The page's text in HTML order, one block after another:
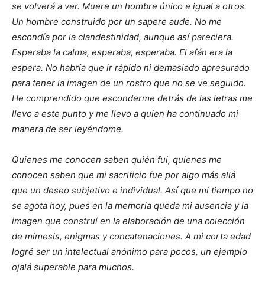
se volverá a ver. Muere un hombre único e igual a otros.
Un hombre construido por un sapere aude. No me
escondía por la clandestinidad, aunque así pareciera.
Esperaba la calma, esperaba, esperaba. El afán era la
espera. No habría que ir rápido ni demasiado apresurado
para tener la imagen de un rostro que no se ve seguido.
He comprendido que esconderme detrás de las letras me
llevo a este punto y me llevo a quien ha continuado mi
manera de ser leyéndome.
Quienes me conocen saben quién fui, quienes me
conocen saben que mi sacrificio fue por algo más allá
que un deseo subjetivo e individual. Así que mi tiempo no
se agota hoy, pues en la memoria queda mi ausencia y la
imagen que construí en la elaboración de una colección
de mimesis, enigmas y concatenaciones. A mi corta edad
logré ser un intelectual anónimo para pocos, un ejemplo
ojalá superable para muchos.